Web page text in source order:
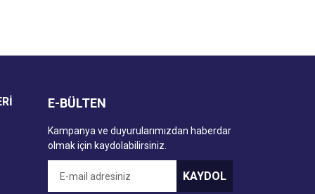
E-BÜLTEN
Kampanya ve duyurularımızdan haberdar
olmak için kaydolabilirsiniz.
KAYDOL